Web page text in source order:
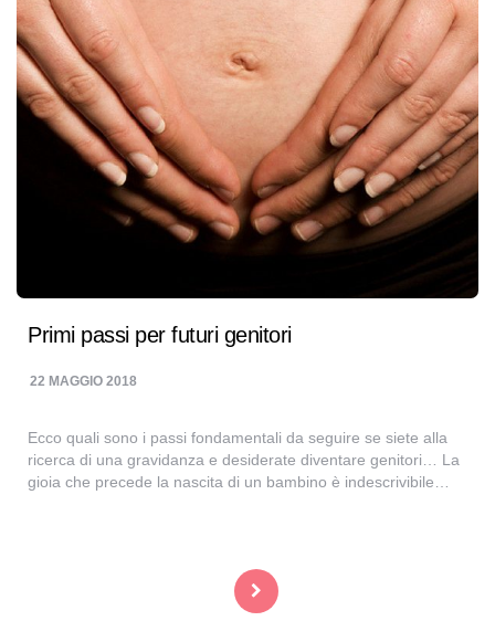
Primi passi per futuri genitori
22 MAGGIO 2018
Ecco quali sono i passi fondamentali da seguire se siete alla
ricerca di una gravidanza e desiderate diventare genitori… La
gioia che precede la nascita di un bambino è indescrivibile…